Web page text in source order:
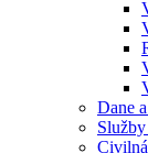
Dane